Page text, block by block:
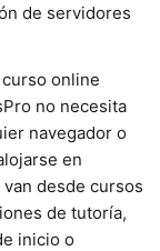
de servidores
online
no necesita
navegador o
en
desde cursos
de tutoría,
inicio o